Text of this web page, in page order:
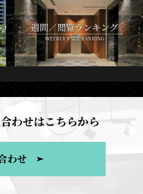
わせはこちらから
わせ